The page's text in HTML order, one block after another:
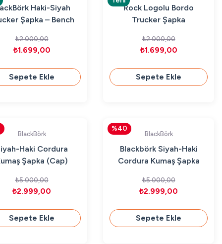
Haki-Siyah
Şapka – Bench
₺2.000,00
₺1.699,00
Sepete Ekle
Rock Logolu Bordo
Trucker Şapka
₺2.000,00
₺1.699,00
Sepete Ekle
BlackBörk
Haki Cordura
Şapka (Cap)
₺5.000,00
₺2.999,00
Sepete Ekle
%40
BlackBörk
Blackbörk Siyah-Haki
Cordura Kumaş Şapka
₺5.000,00
₺2.999,00
Sepete Ekle